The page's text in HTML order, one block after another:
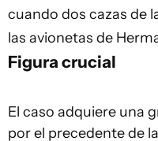
cuando dos cazas de
las avionetas de
Figura crucial
El caso adquiere una
por el precedente de